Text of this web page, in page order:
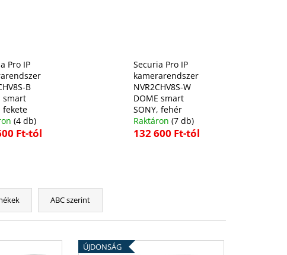
Pro IP
B
smart
fekete
(4 db)
Ft-tól
Securia Pro IP
kamerarendszer
NVR2CHV8S-W
DOME smart
SONY, fehér
Raktáron (7 db)
132 600 Ft-tól
ABC szerint
ÚJDONSÁG